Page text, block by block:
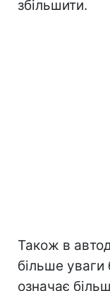
збільшити.
Також в
більше уваги
означає